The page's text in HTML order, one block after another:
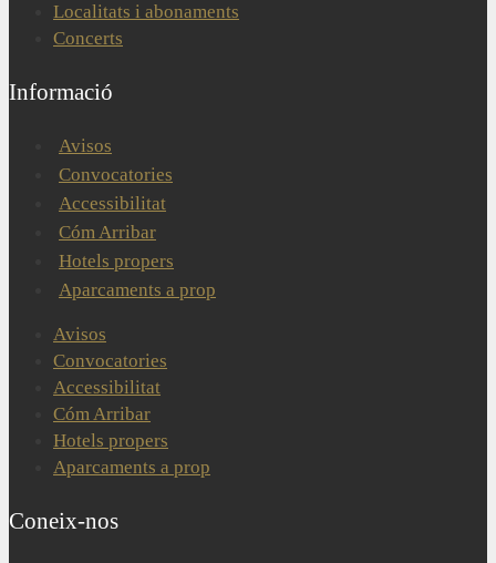
Localitats i abonaments
Concerts
Informació
Avisos
Convocatories
Accessibilitat
Cóm Arribar
Hotels propers
Aparcaments a prop
Avisos
Convocatories
Accessibilitat
Cóm Arribar
Hotels propers
Aparcaments a prop
Coneix-nos